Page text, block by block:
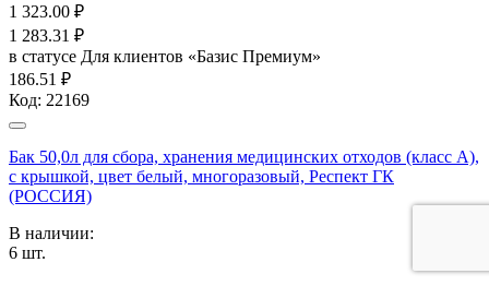
1 323.00 ₽
1 283.31 ₽
в статусе Для клиентов «Базис Премиум»
186.51 ₽
Код: 22169
Бак 50,0л для сбора, хранения медицинских отходов (класс А),
с крышкой, цвет белый, многоразовый, Респект ГК
(РОССИЯ)
В наличии:
6 шт.